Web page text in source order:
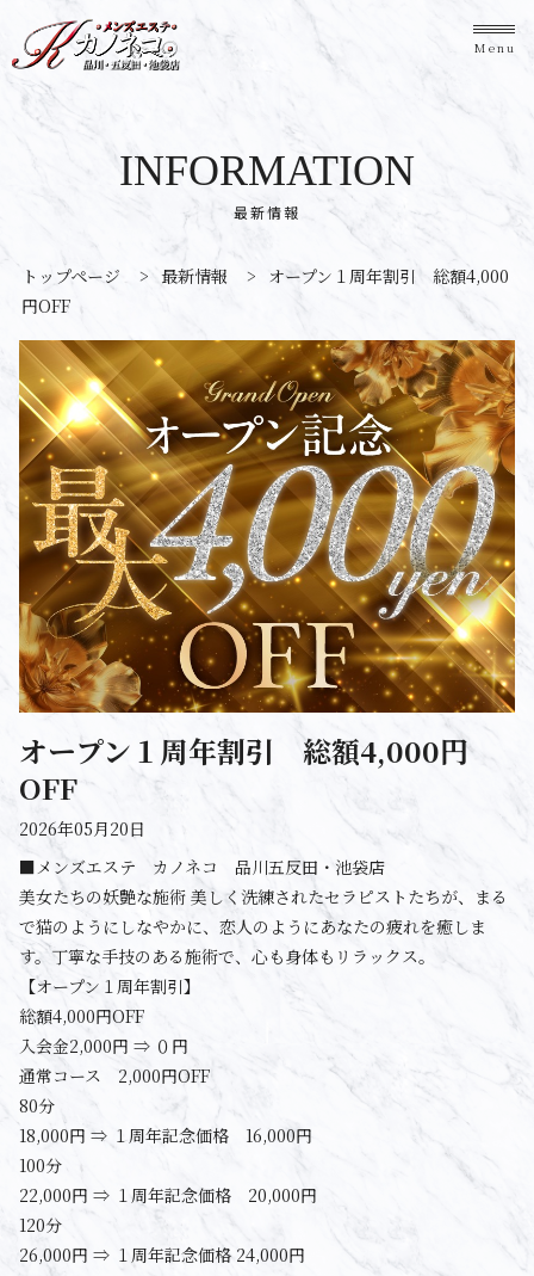
Menu
最新情報
INFORMATION
トップページ > 最新情報 > オープン１周年割引 総額4,000
円OFF
オープン１周年割引 総額4,000円
OFF
2026年05月20日
■メンズエステ カノネコ 品川五反田・池袋店
美女たちの妖艶な施術 美しく洗練されたセラピストたちが、まる
で猫のようにしなやかに、恋人のようにあなたの疲れを癒しま
す。丁寧な手技のある施術で、心も身体もリラックス。
【オープン１周年割引】
総額4,000円OFF
入会金2,000円 ⇒ ０円
通常コース 2,000円OFF
80分
18,000円 ⇒ １周年記念価格 16,000円
100分
22,000円 ⇒ １周年記念価格 20,000円
120分
26,000円 ⇒ １周年記念価格 24,000円